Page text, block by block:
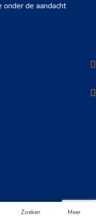
Zoeken Meer
onder de aandacht